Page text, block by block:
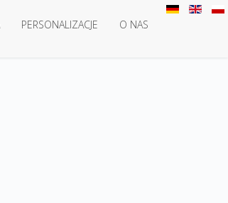
PERSONALIZACJE O NAS